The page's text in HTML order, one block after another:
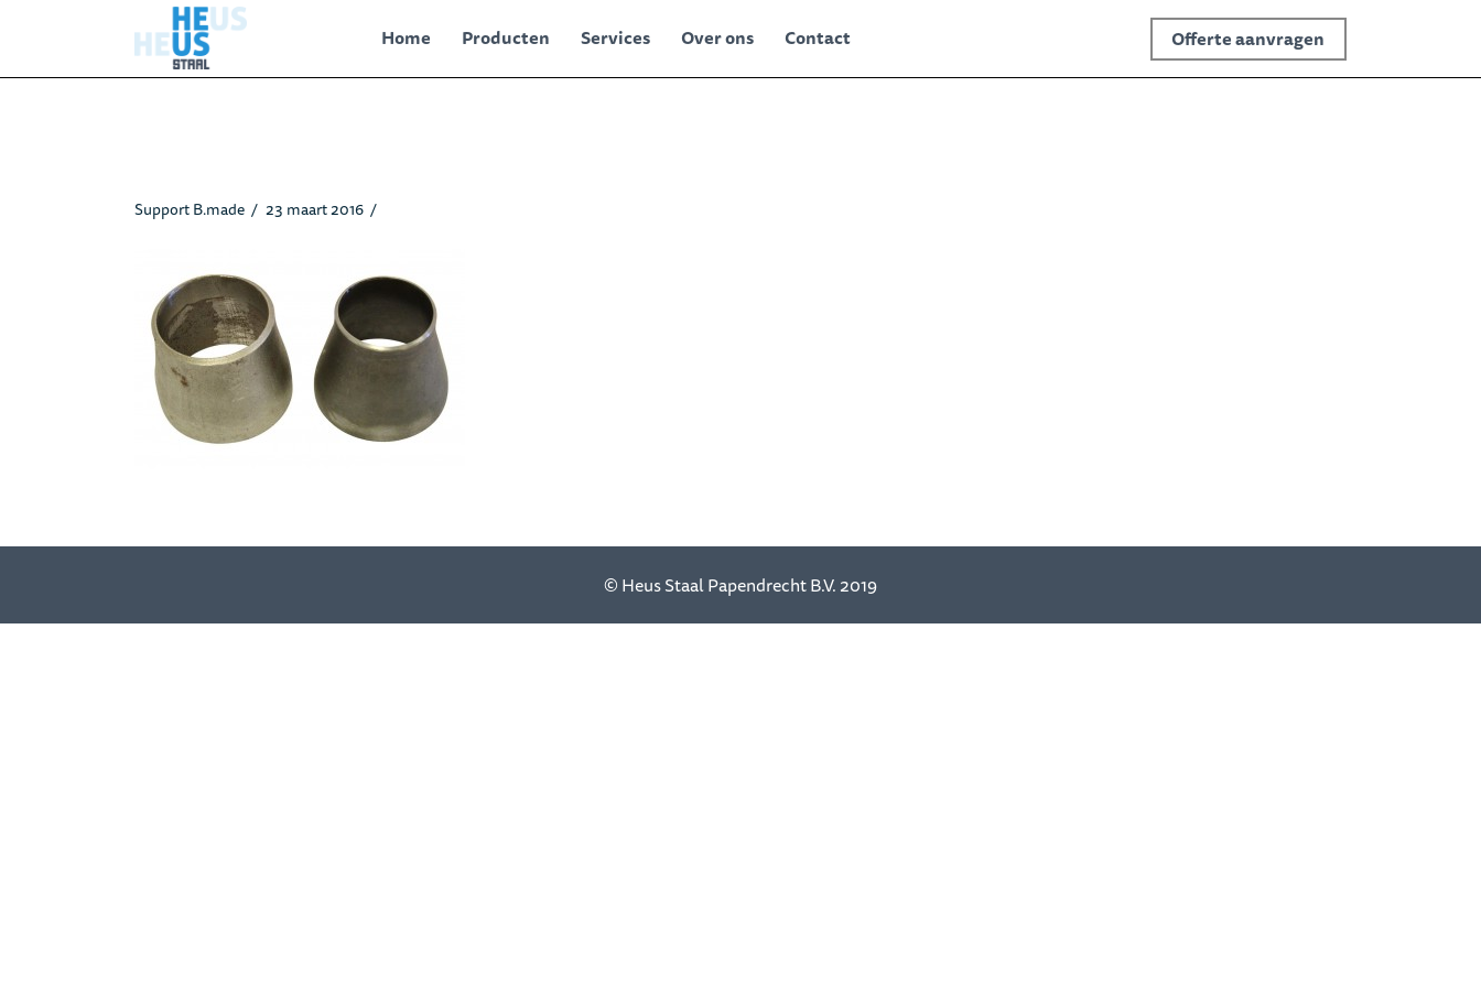
Home Producten Services Over ons Contact Offerte aanvragen
Support B.made 23 maart 2016
© Heus Staal Papendrecht B.V. 2019